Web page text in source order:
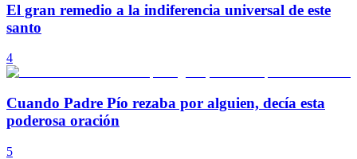
El gran remedio a la indiferencia universal de este
santo
4
Cuando Padre Pío rezaba por alguien, decía esta
poderosa oración
5